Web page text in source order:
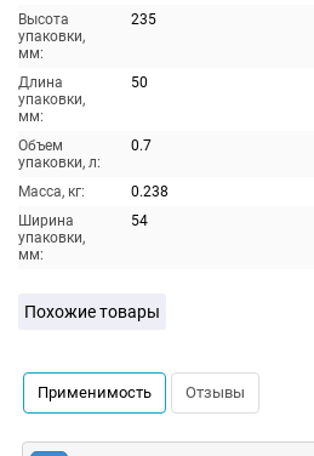
Высота
упаковки,
мм:
235
Длина
упаковки,
мм:
50
Объем
упаковки, л:
0.7
Масса, кг:
0.238
Ширина
упаковки,
мм:
54
Похожие товары
Применимость Отзывы